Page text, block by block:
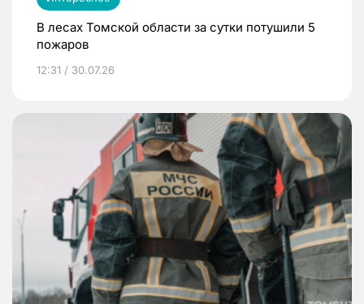
В лесах Томской области за сутки потушили 5
пожаров
12:31 / 30.07.26